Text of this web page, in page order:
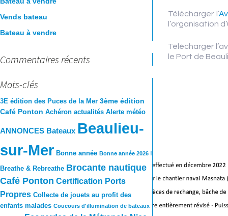
Vends bateau
Bateau à vendre
Commentaires récents
Mots-clés
3E édition des Puces de la Mer 3ème édition
Café Ponton Achéron actualités Alerte météo
ANNONCES Bateaux Beaulieu-
sur-Mer Bonne année Bonne année 2026 !
Breathe & Rebreathe Brocante nautique
Café Ponton Certification Ports
Propres Collecte de jouets au profit des
enfants malades Coucours d'illumination de bateaux
Télécharger l’
l’organisation
Télécharger
le Port de